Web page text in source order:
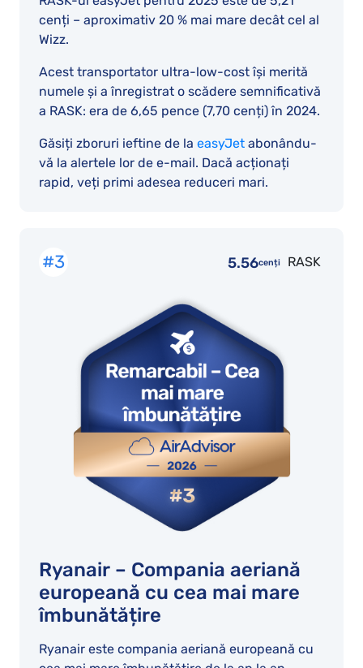
cenți – aproximativ 20 % mai mare decât cel al
Wizz.
Acest transportator ultra-low-cost își merită
numele și a înregistrat o scădere semnificativă
a RASK: era de 6,65 pence (7,70 cenți) în 2024.
Găsiți zboruri ieftine de la easyJet abonându-
vă la alertele lor de e-mail. Dacă acționați
rapid, veți primi adesea reduceri mari.
#3
Ryanair – Compania aeriană
europeană cu cea mai mare
îmbunătățire
Ryanair este compania aeriană europeană cu
5.56cenți RASK